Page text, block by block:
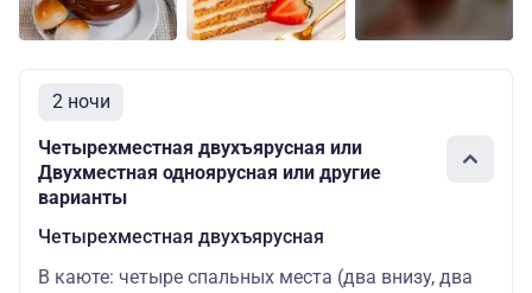
2 ночи
Четырехместная двухъярусная или
Двухместная одноярусная или другие
варианты
Четырехместная двухъярусная
В каюте: четыре спальных места (два внизу, два